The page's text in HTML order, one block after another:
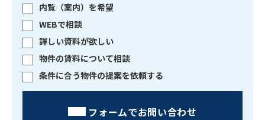
内覧（案内）を希望
WEBで相談
詳しい資料が欲しい
物件の賃料について相談
条件に合う物件の提案を依頼する
フォームでお問い合わせ